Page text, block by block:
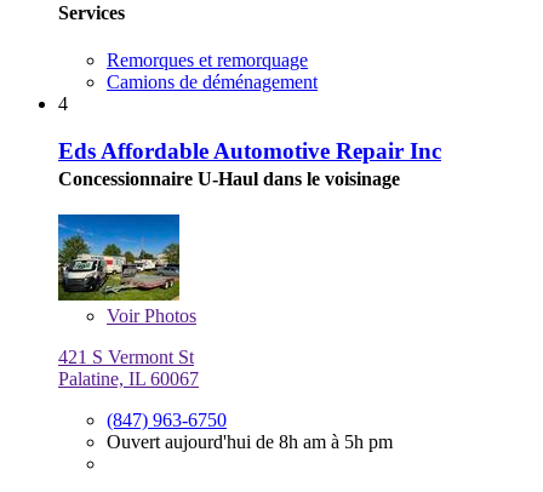
Services
Remorques et remorquage
Camions de déménagement
4
Eds Affordable Automotive Repair Inc
Concessionnaire U-Haul dans le voisinage
VoirPhotos
421 S Vermont St
Palatine, IL 60067
(847) 963-6750
Ouvert aujourd'hui de 8h am à 5h pm